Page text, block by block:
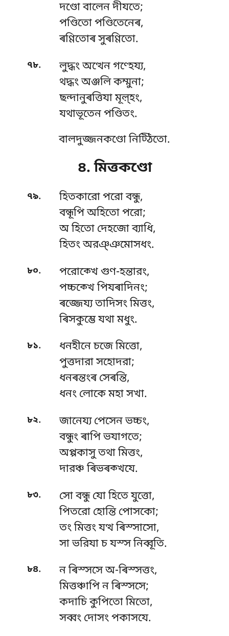
দণ্ডো বালেন দীযতে;
পণ্ডিতো পণ্ডিতেনেৰ,
ৰণ্ণিতোৰ সুৰণ্ণিতো.
৭৮.
লুদ্ধং অত্থেন গণ্হেয্য,
থদ্ধং অঞ্জলি কম্মুনা;
ছন্দানুৰত্তিযা মূল়্হং,
যথাভূতেন পণ্ডিতং.
বালদুজ্জনকণ্ডো নিট্ঠিতো.
৪. মিত্তকণ্ডো
৭৯.
হিতকারো পরো বন্ধু,
বন্ধূপি অহিতো পরো;
অ হিতো দেহজো ব্যাধি,
হিতং অরঞ্ঞমোসধং.
৮০.
পরোক্খে গুণ-হন্তারং,
পচ্চক্খে পিযৰাদিনং;
ৰজ্জেয্যতাদিসং মিত্তং,
ৰিসকুম্ভে যথা মধুং.
৮১.
ধনহীনে চজে মিত্তো,
পুত্তদারা সহোদরা;
ধনৰন্তংৰ সেৰন্তি,
ধনং লোকে মহা সখা.
৮২.
জানেয্য পেসেন ভচ্চং,
বন্ধুং ৰাপি ভযাগতে;
অপ্পকাসু তথা মিত্তং,
দারঞ্চ ৰিভৰক্খযে.
৮৩.
সো বন্ধু যো হিতে যুত্তো,
পিতরো হোন্তি পোসকো;
তং মিত্তং যত্থ ৰিস্সাসো,
সা ভরিযা চ যস্স নিব্বূতি.
৮৪.
ন ৰিস্সসে অ-ৰিস্সত্তং,
মিত্তঞ্চাপি ন ৰিস্সসে;
কদাচি কুপিতো মিতো,
সব্বং দোসং পকাসযে.